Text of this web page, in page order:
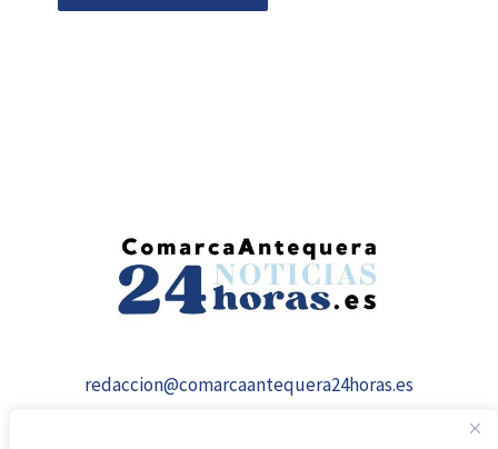
redaccion@comarcaantequera24horas.es